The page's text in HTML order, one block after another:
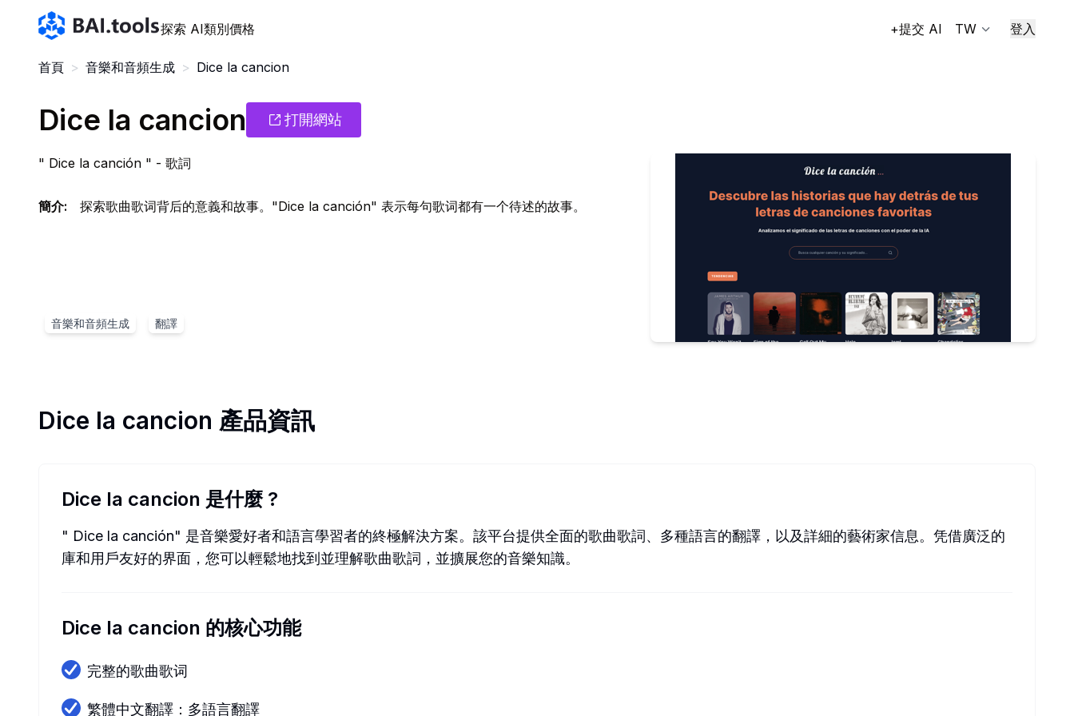
Bai.tools
探索 AI類別價格 +提交 AI TW 登入
首頁 > 音樂和音頻生成 > Dice la cancion
Dice la cancion 打開網站
" Dice la canción " - 歌詞
簡介: 探索歌曲歌词背后的意義和故事。"Dice la canción" 表示每句歌词都有一个待述的故事。
音樂和音頻生成 翻譯
Dice la cancion 產品資訊
Dice la cancion 是什麼?
" Dice la canción" 是音樂愛好者和語言學習者的終極解決方案。該平台提供全面的歌曲歌詞、多種語言的翻譯，以及詳細的藝術家信息。凭借廣泛的
庫和用戶友好的界面，您可以輕鬆地找到並理解歌曲歌詞，並擴展您的音樂知識。
Dice la cancion 的核心功能
完整的歌曲歌词
繁體中文翻譯：多語言翻譯